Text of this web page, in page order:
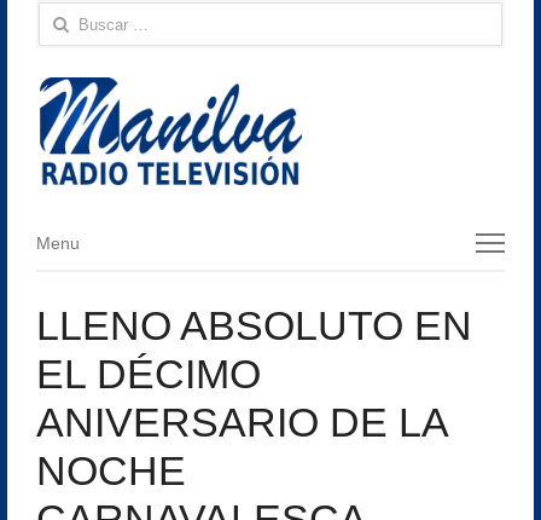
Buscar:
Menu
Menu
LLENO ABSOLUTO EN
EL DÉCIMO
ANIVERSARIO DE LA
NOCHE